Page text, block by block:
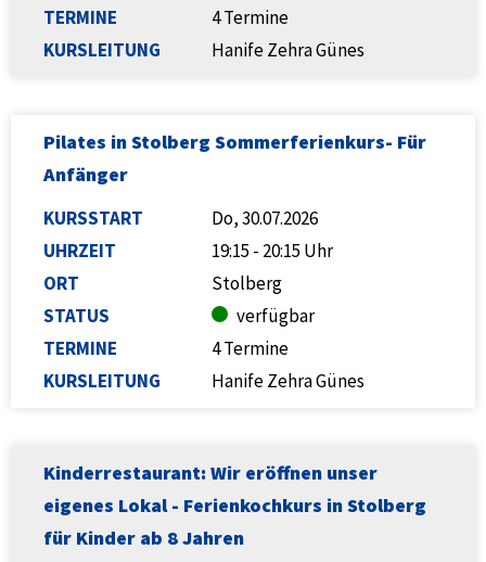
TERMINE
KURSLEITUNG
4 Termine
Hanife Zehra Günes
Pilates in Stolberg Sommerferienkurs- Für
Anfänger
KURSSTART
UHRZEIT
ORT
STATUS
TERMINE
KURSLEITUNG
Do, 30.07.2026
19:15 - 20:15 Uhr
Stolberg
verfügbar
4 Termine
Hanife Zehra Günes
Kinderrestaurant: Wir eröffnen unser
eigenes Lokal - Ferienkochkurs in Stolberg
für Kinder ab 8 Jahren